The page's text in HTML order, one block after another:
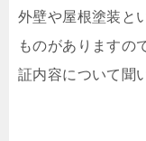
外壁や屋根塗装と
ものがありますの
証内容について聞